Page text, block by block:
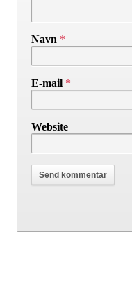
Navn *
E-mail *
Website